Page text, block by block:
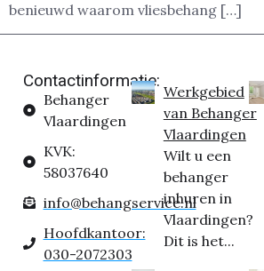
benieuwd waarom vliesbehang […]
Contactinformatie:
Behanger
Vlaardingen
KVK:
58037640
info@behangservice.nl
Hoofdkantoor:
030-2072303
Werkgebied
van Behanger
Vlaardingen
Wilt u een
behanger
inhuren in
Vlaardingen?
Dit is het...